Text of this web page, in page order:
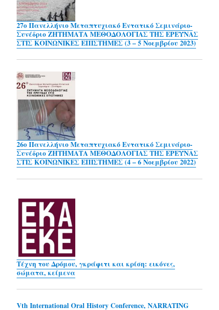
27ο Πανελλήνιο Μεταπτυχιακό Εντατικό Σεμινάριο-
Συνέδριο ΖΗΤΗΜΑΤΑ ΜΕΘΟΔΟΛΟΓΙΑΣ ΤΗΣ ΕΡΕΥΝΑΣ
ΣΤΙΣ ΚΟΙΝΩΝΙΚΕΣ ΕΠΙΣΤΗΜΕΣ (3 – 5 Νοεμβρίου 2023)
26ο Πανελλήνιο Μεταπτυχιακό Εντατικό Σεμινάριο-
Συνέδριο ΖΗΤΗΜΑΤΑ ΜΕΘΟΔΟΛΟΓΙΑΣ ΤΗΣ ΕΡΕΥΝΑΣ
ΣΤΙΣ ΚΟΙΝΩΝΙΚΕΣ ΕΠΙΣΤΗΜΕΣ (4 – 6 Νοεμβρίου 2022)
Τέχνη του Δρόμου, γκράφιτι και κρίση: εικόνες,
σώματα, κείμενα
Vth International Oral History Conference, NARRATING